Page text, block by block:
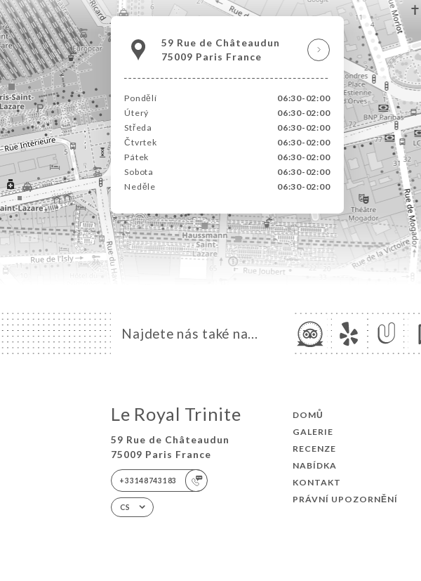
59 Rue de Châteaudun
75009 Paris France
Pondělí
06:30-02:00
Úterý
06:30-02:00
Středa
06:30-02:00
Čtvrtek
06:30-02:00
Pátek
06:30-02:00
Sobota
06:30-02:00
Neděle
06:30-02:00
Najdete nás také na...
Le Royal Trinite
59 Rue de Châteaudun
75009 Paris France
+33148743183
CS
DOMŮ
GALERIE
RECENZE
NABÍDKA
KONTAKT
PRÁVNÍ UPOZORNĚNÍ